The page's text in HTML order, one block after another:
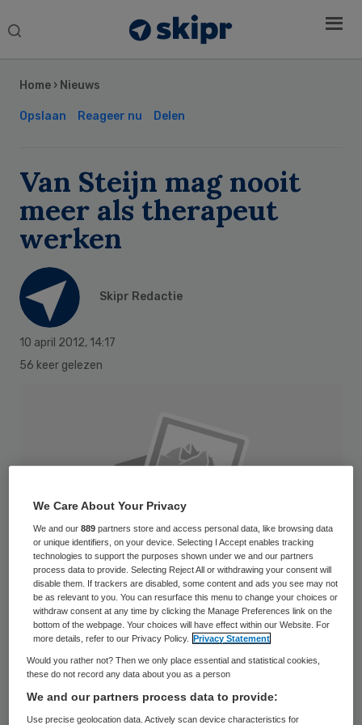
Search
Home › Nieuws
Opslaan Reageer nu Delen
Van Steijn mag nooit
meer als therapeut
werken
Skipr Redactie
10 april 2012, 14:17
56 keer gelezen
Psychotherapeut Pieter van Steijn mag zijn
werk nooit meer uitvoeren. Het Centraal
Tuchtcollege heeft dinsdag besloten dat hij
Sidebar
We Care About Your Privacy
We and our889 partners store and access personal data, like browsing data
or unique identifiers, on your device. Selecting I Accept enables tracking
technologies to support the purposes shown under we and our partners
process data to provide. Selecting Reject All or withdrawing your consent will
disable them. If trackers are disabled, some content and ads you see may not
be as relevant to you. You can resurface this menu to change your choices or
withdraw consent at any time by clicking the Manage Preferences link on the
bottom of the webpage. Your choices will have effect within our Website. For
more details, refer to our Privacy Policy.
Privacy Statement
Would you rather not? Then we only place essential and statistical cookies,
these do not record any data about you as a person
We and our partners process data to provide:
Use precise geolocation data. Actively scan device characteristics for